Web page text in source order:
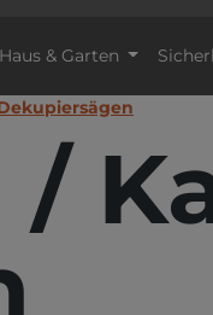
Haus & Garten